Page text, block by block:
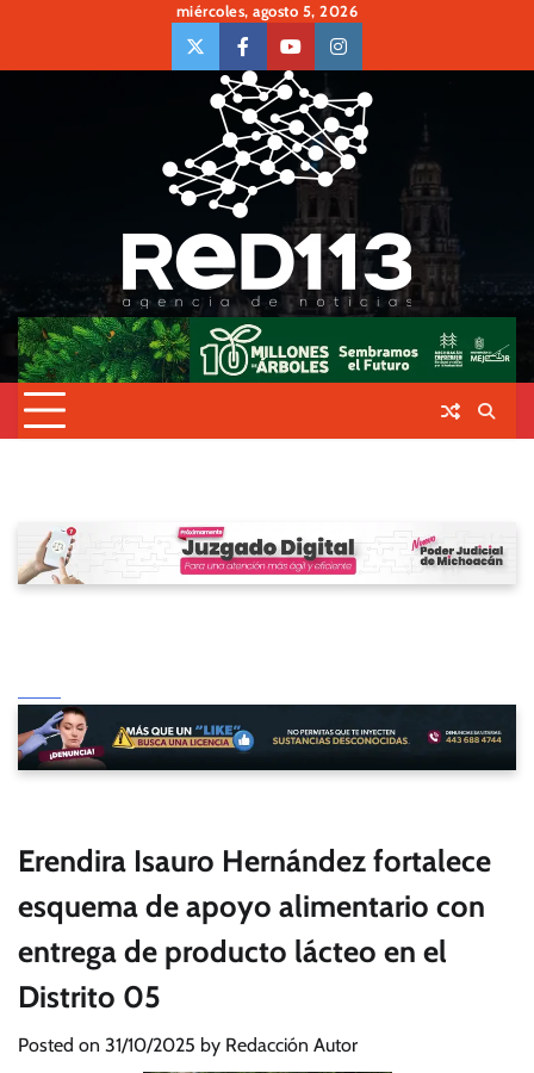
content
miércoles, agosto 5, 2026
twiter Face Youtubeinsta
Erendira Isauro Hernández fortalece
esquema de apoyo alimentario con
entrega de producto lácteo en el
Distrito 05
Posted on 31/10/2025 by Redacción Autor